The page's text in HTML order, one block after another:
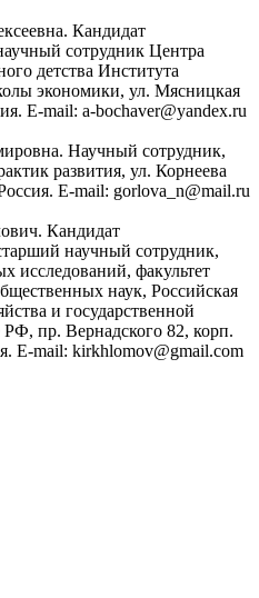
Кандидат
сотрудник Центра
детства Института
экономики, ул. Мясницкая
E-mail: a-bochaver@yandex.ru
Научный сотрудник,
развития, ул. Корнеева
E-mail: gorlova_n@mail.ru
Кандидат
научный сотрудник,
исследований, факультет
наук, Российская
и государственной
пр. Вернадского 82, корп.
E-mail: kirkhlomov@gmail.com